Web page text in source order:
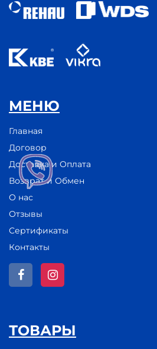
МЕНЮ
Главная
Договор
Доставка и Оплата
Возврат и Обмен
О нас
Отзывы
Сертификаты
Контакты
ТОВАРЫ